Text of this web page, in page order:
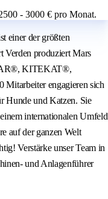
- 3000 € pro Monat.
einer der größten
Verden produziert Mars
KITEKAT®,
engagieren sich
Hunde und Katzen. Sie
internationalen Umfeld
auf der ganzen Welt
Verstärke unser Team in
und Anlagenführer